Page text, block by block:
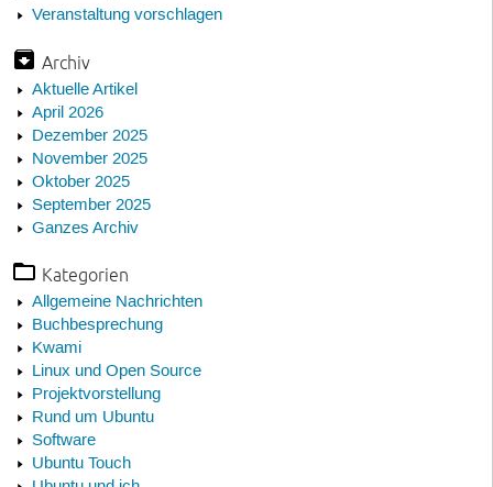
Veranstaltung vorschlagen
Archiv
Aktuelle Artikel
April 2026
Dezember 2025
November 2025
Oktober 2025
September 2025
Ganzes Archiv
Kategorien
Allgemeine Nachrichten
Buchbesprechung
Kwami
Linux und Open Source
Projektvorstellung
Rund um Ubuntu
Software
Ubuntu Touch